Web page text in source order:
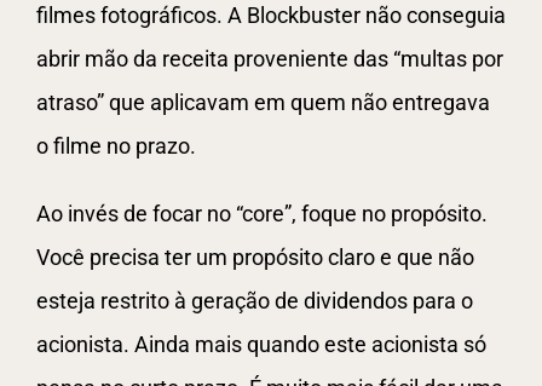
filmes fotográficos. A Blockbuster não conseguia
abrir mão da receita proveniente das “multas por
atraso” que aplicavam em quem não entregava
o filme no prazo.
Ao invés de focar no “core”, foque no propósito.
Você precisa ter um propósito claro e que não
esteja restrito à geração de dividendos para o
acionista. Ainda mais quando este acionista só